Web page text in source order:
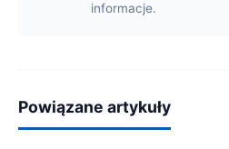
informacje.
Powiązane artykuły